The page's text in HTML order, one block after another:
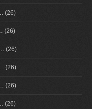
(26)
(26)
(26)
(26)
(26)
(26)